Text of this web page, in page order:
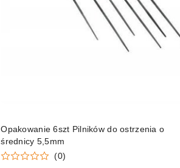
Opakowanie 6szt Pilników do ostrzenia o
średnicy 5,5mm
(0)